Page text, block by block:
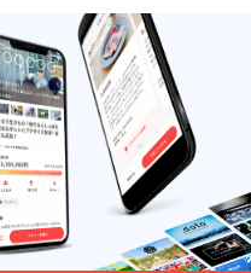
支援
時、必
ず備考
欄に掲
載を希
望され
るお名
前をご
記入く
ださい
チーム
しか着
れない
特別な